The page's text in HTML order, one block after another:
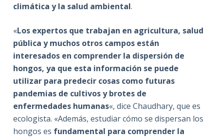
climática y la salud ambiental.
«Los expertos que trabajan en agricultura, salud
pública y muchos otros campos están
interesados en comprender la dispersión de
hongos, ya que esta información se puede
utilizar para predecir cosas como futuras
pandemias de cultivos y brotes de
enfermedades humanas«, dice Chaudhary, que es
ecologista. «Además, estudiar cómo se dispersan los
hongos es fundamental para comprender la